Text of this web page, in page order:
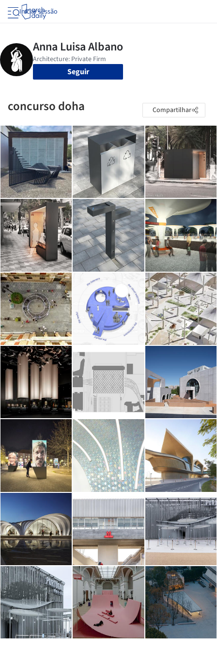
Iniciar sessão
Seguir
concurso doha Compartilhar